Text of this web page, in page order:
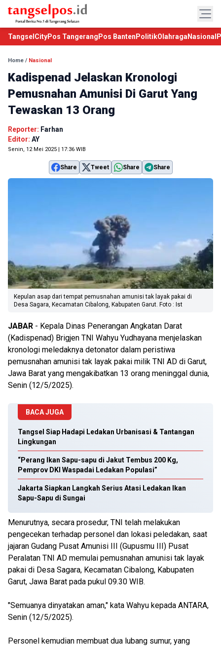
TangselCityPos Tangerang Pos Banten PolitikOlahraga Nasional
Home / Nasional
Kadispenad Jelaskan Kronologi
Pemusnahan Amunisi Di Garut Yang
Tewaskan 13 Orang
Reporter: Farhan
Editor: AY
Senin, 12 Mei 2025 | 17:36 WIB
Share Tweet Share Share
Kepulan asap dari tempat pemusnahan amunisi tak layak pakai di
Desa Sagara, Kecamatan Cibalong, Kabupaten Garut. Foto : Ist
JABAR - Kepala Dinas Penerangan Angkatan Darat
(Kadispenad) Brigjen TNI Wahyu Yudhayana menjelaskan
kronologi meledaknya detonator dalam peristiwa
pemusnahan amunisi tak layak pakai milik TNI AD di Garut,
Jawa Barat yang mengakibatkan 13 orang meninggal dunia,
Senin (12/5/2025).
BACA JUGA
Tangsel Siap Hadapi Ledakan Urbanisasi & Tantangan
Lingkungan
“Perang Ikan Sapu-sapu di Jakut Tembus 200 Kg,
Pemprov DKI Waspadai Ledakan Populasi”
Jakarta Siapkan Langkah Serius Atasi Ledakan Ikan
Sapu-Sapu di Sungai
Menurutnya, secara prosedur, TNI telah melakukan
pengecekan terhadap personel dan lokasi peledakan, saat
jajaran Gudang Pusat Amunisi III (Gupusmu III) Pusat
Peralatan TNI AD memulai pemusnahan amunisi tak layak
pakai di Desa Sagara, Kecamatan Cibalong, Kabupaten
Garut, Jawa Barat pada pukul 09.30 WIB.
"Semuanya dinyatakan aman," kata Wahyu kepada ANTARA,
Senin (12/5/2025).
Personel kemudian membuat dua lubang sumur, yang